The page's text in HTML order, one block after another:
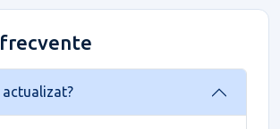
actualizat?